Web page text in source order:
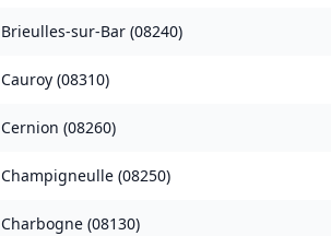
Brieulles-sur-Bar (08240)
Cauroy (08310)
Cernion (08260)
Champigneulle (08250)
Charbogne (08130)